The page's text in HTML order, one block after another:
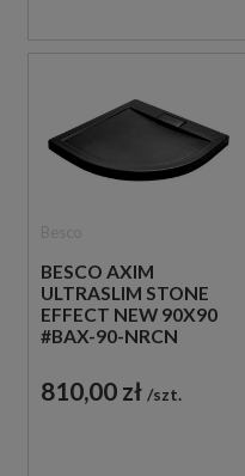
BESCO AXIM
ULTRASLIM STONE
EFFECT NEW 90X90
#BAX-90-NRCN
KOMPOZYTOWY
PÓŁOKRĄGŁY
810,00 zł szt.